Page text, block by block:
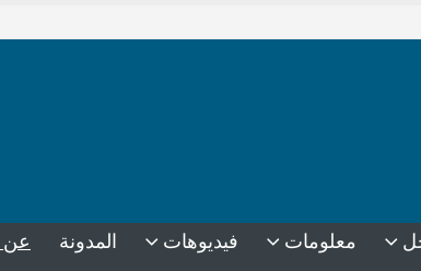
معلومات فيديوهات المدونة عن